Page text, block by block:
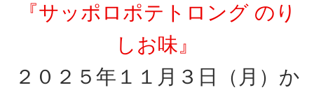
『サッポロポテトロング のり
しお味』
２０２５年１１月３日（月）か